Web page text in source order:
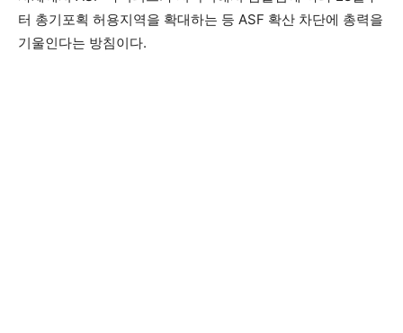
터 총기포획 허용지역을 확대하는 등 ASF 확산 차단에 총력을
기울인다는 방침이다.